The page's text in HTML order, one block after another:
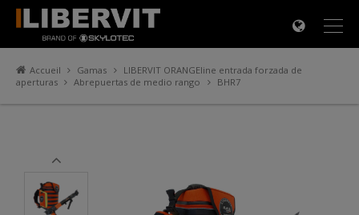
Accueil Gamas
LIBERVIT ORANGEline entrada forzada de
aperturas
Abrepuertas de medio rango BHR7